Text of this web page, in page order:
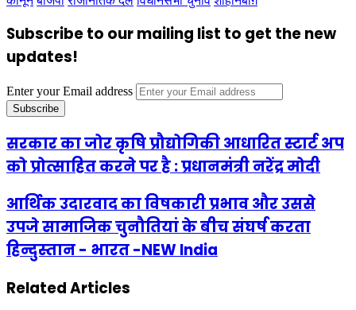
Subscribe to our mailing list to get the new
updates!
Enter your Email address
सरकार का जोर कृषि प्रौद्योगिकी आधारित स्टार्ट अप
को प्रोत्साहित करने पर है : प्रधानमंत्री नरेंद्र मोदी
आर्थिक उदारवाद का विषकारी प्रभाव और उससे
उपजे सामाजिक चुनौतियां के बीच संघर्ष करता
हिन्दुस्तान - भारत -NEW India
Related Articles